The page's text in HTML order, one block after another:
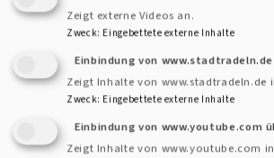
Weiterlesen über
Kinder-
Lesenacht
2021
Adventscountdown Türchen
Zeigt externe Videos an.
Zweck: Eingebettete externe Inhalte
Einbindung von
Zeigt Inhalte von www.stadtradeln.de
Zweck: Eingebettete externe Inhalte
Einbindung von www.youtube.com
Zeigt Inhalte von www.youtube.com